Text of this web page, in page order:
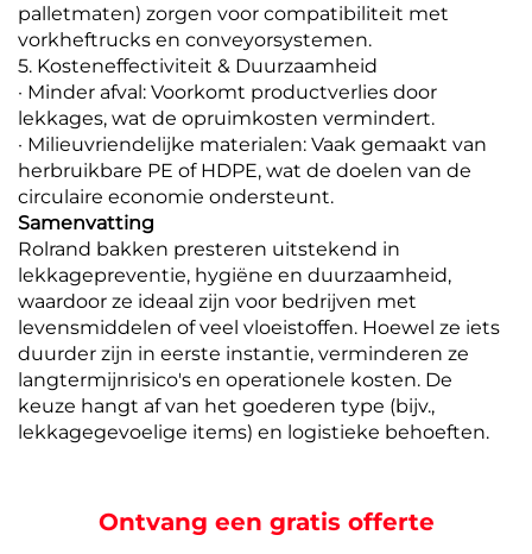
palletmaten) zorgen voor compatibiliteit met
vorkheftrucks en conveyorsystemen.
5. Kosteneffectiviteit & Duurzaamheid
· Minder afval: Voorkomt productverlies door
lekkages, wat de opruimkosten vermindert.
· Milieuvriendelijke materialen: Vaak gemaakt van
herbruikbare PE of HDPE, wat de doelen van de
circulaire economie ondersteunt.
Samenvatting
Rolrand bakken presteren uitstekend in
lekkagepreventie, hygiëne en duurzaamheid,
waardoor ze ideaal zijn voor bedrijven met
levensmiddelen of veel vloeistoffen. Hoewel ze iets
duurder zijn in eerste instantie, verminderen ze
langtermijnrisico's en operationele kosten. De
keuze hangt af van het goederen type (bijv.,
lekkagegevoelige items) en logistieke behoeften.
Ontvang een gratis offerte